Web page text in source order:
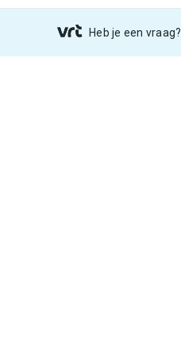
Heb je een vraag?